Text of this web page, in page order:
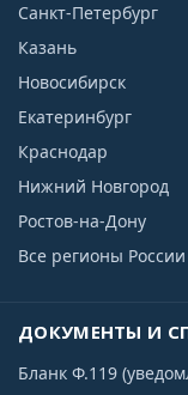
Санкт-Петербург
Казань
Новосибирск
Екатеринбург
Краснодар
Нижний Новгород
Ростов-на-Дону
Все регионы России
ДОКУМЕНТЫ И
Бланк Ф.119